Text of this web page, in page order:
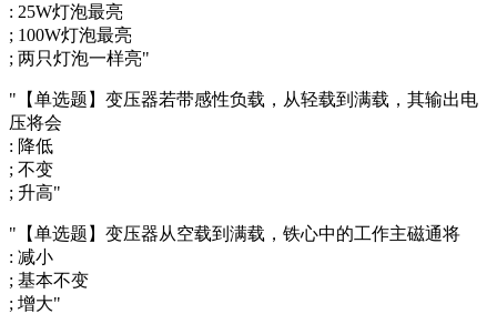
: 25W灯泡最亮
; 100W灯泡最亮
; 两只灯泡一样亮"
"【单选题】变压器若带感性负载，从轻载到满载，其输出电
压将会
: 降低
; 不变
; 升高"
"【单选题】变压器从空载到满载，铁心中的工作主磁通将
: 减小
; 基本不变
; 增大"